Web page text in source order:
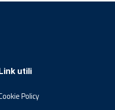
utili
Policy